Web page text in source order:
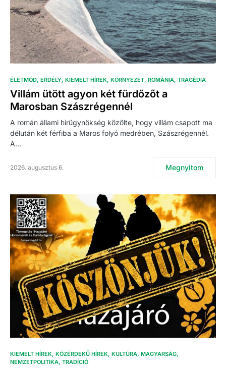
ÉLETMÓD ERDÉLY KIEMELT HÍREK KÖRNYEZET ROMÁNIA TRAGÉDIA
Villám ütött agyon két fürdőzőt a
Marosban Szászrégennél
A román állami hírügynökség közölte, hogy villám csapott ma
délután két férfiba a Maros folyó medrében, Szászrégennél.
A…
2026. augusztus 6. Megnyitom
KIEMELT HÍREK KÖZÉRDEKŰ HÍREK KULTÚRA MAGYARSÁG
NEMZETPOLITIKA TRADÍCIÓ